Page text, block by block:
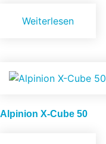
Weiterlesen
Alpinion X-Cube 50